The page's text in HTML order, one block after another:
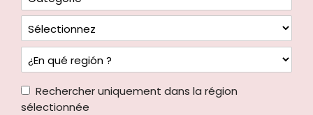
Rechercher uniquement dans la région
sélectionnée